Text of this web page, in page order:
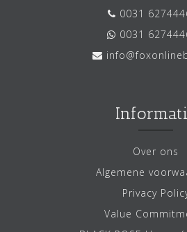
0031
0031
Over ons
Algemene
Privacy
Value